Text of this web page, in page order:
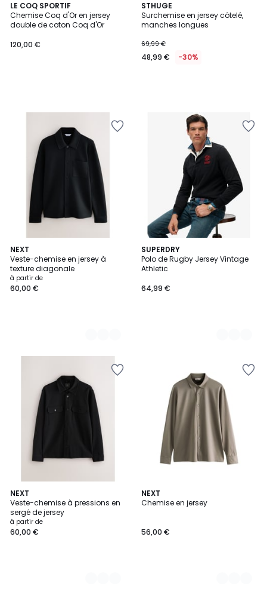
LE COQ SPORTIF
Chemise Coq d'Or en jersey
double de coton Coq d'Or
120,00 €
STHUGE
Surchemise en jersey côtelé,
manches longues
69,99 €
48,99 € -30%
NEXT
Veste-chemise en jersey à
texture diagonale
à partir de
60,00 €
5
Couleurs
SUPERDRY
Polo de Rugby Jersey Vintage
Athletic
64,99 €
2
Couleurs
NEXT
Veste-chemise à pressions en
sergé de jersey
à partir de
60,00 €
9
Couleurs
NEXT
Chemise en jersey
56,00 €
4
Couleurs